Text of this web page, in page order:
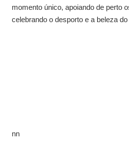
momento único, apoiando de perto
celebrando o desporto e a beleza do
nn